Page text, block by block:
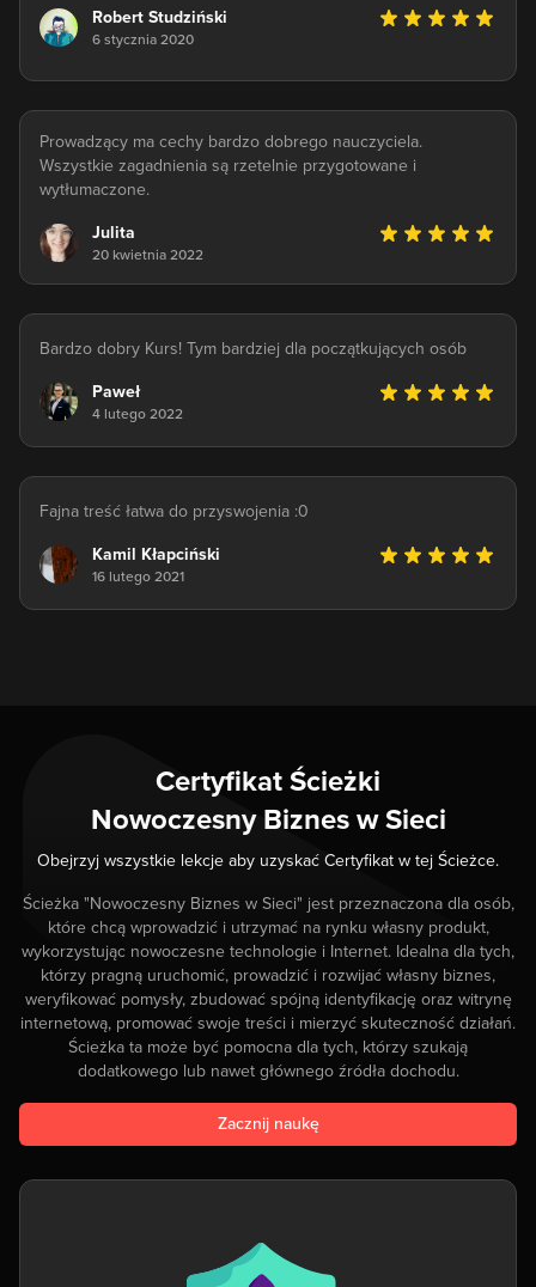
Robert Studziński
6 stycznia 2020
Prowadzący ma cechy bardzo dobrego nauczyciela.
Wszystkie zagadnienia są rzetelnie przygotowane i
wytłumaczone.
Julita
20 kwietnia 2022
Bardzo dobry Kurs! Tym bardziej dla początkujących osób
Paweł
4 lutego 2022
Fajna treść łatwa do przyswojenia :0
Kamil Kłapciński
16 lutego 2021
Certyfikat Ścieżki
Nowoczesny Biznes w Sieci
Obejrzyj wszystkie lekcje aby uzyskać Certyfikat w tej Ścieżce.
Ścieżka "Nowoczesny Biznes w Sieci" jest przeznaczona dla osób,
które chcą wprowadzić i utrzymać na rynku własny produkt,
wykorzystując nowoczesne technologie i Internet. Idealna dla tych,
którzy pragną uruchomić, prowadzić i rozwijać własny biznes,
weryfikować pomysły, zbudować spójną identyfikację oraz witrynę
internetową, promować swoje treści i mierzyć skuteczność działań.
Ścieżka ta może być pomocna dla tych, którzy szukają
dodatkowego lub nawet głównego źródła dochodu.
Zacznij naukę